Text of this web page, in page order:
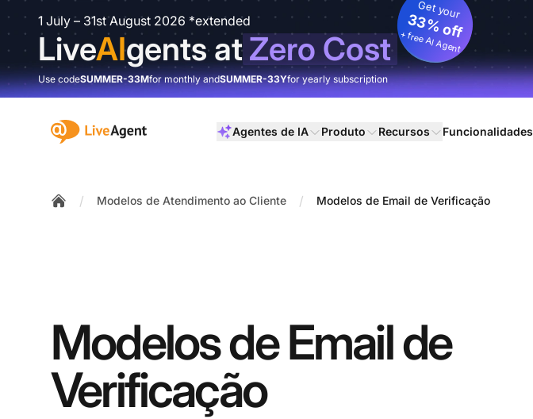
1 July – 31st August 2026 *extended
LiveAIgents atZero Cost
Get your
33% off
+ free AI Agent
Use codeSUMMER-33Mfor monthly andSUMMER-33Yfor yearly subscription
:site.title Agentes de IA Produto Recursos Funcionalidades
/ Modelos de Atendimento ao Cliente / Modelos de Email de Verificação
Modelos de Email de
Verificação